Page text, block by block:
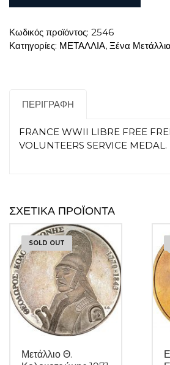
LIBRE
FRENCH
VOLUNTEERS
Κωδικός προϊόντος: 2546
Κατηγορίες: ΜΕΤΑΛΛΙΑ, Ξένα
ΠΕΡΙΓΡΑΦΉ
FRANCE WWII LIBRE FREE
VOLUNTEERS SERVICE
ΣΧΕΤΙΚΆ ΠΡΟΪΌΝΤΑ
SOLD OUT
Μετάλλιο Θ.